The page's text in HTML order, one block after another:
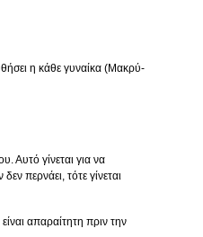
η κάθε γυναίκα (Μακρύ-
Αυτό γίνεται για να
περνάει, τότε γίνεται
απαραίτητη πριν την